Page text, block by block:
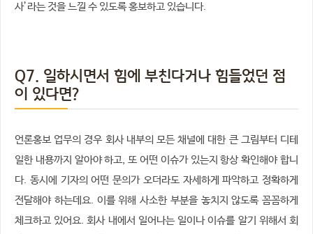
사’라는 것을 느낄 수 있도록 홍보하고 있습니다.
Q7. 일하시면서 힘에 부친다거나 힘들었던 점
이 있다면?
언론홍보 업무의 경우 회사 내부의 모든 채널에 대한 큰 그림부터 디테
일한 내용까지 알아야 하고, 또 어떤 이슈가 있는지 항상 확인해야 합니
다. 동시에 기자의 어떤 문의가 오더라도 자세하게 파악하고 정확하게
전달해야 하는데요. 이를 위해 사소한 부분을 놓치지 않도록 꼼꼼하게
체크하고 있어요. 회사 내에서 일어나는 일이나 이슈를 알기 위해서 회